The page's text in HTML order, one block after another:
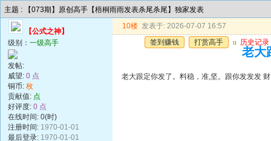
主题 : 【073期】原创高手【梧桐雨雨发表杀尾杀尾】独家发表
【公式之神】
级别： 一级高手
发帖:
威望: 0 点
铜币: 枚
贡献值: 点
好评度: 0 点
在线时间: 0(时)
注册时间: 1970-01-01
最后登录: 1970-01-01
10楼 发表于: 2026-07-07 16:57
签到赚钱
打赏高手 u 历史记录
老大
老大跟定你发了。料稳，准,坚。跟你发发发 财